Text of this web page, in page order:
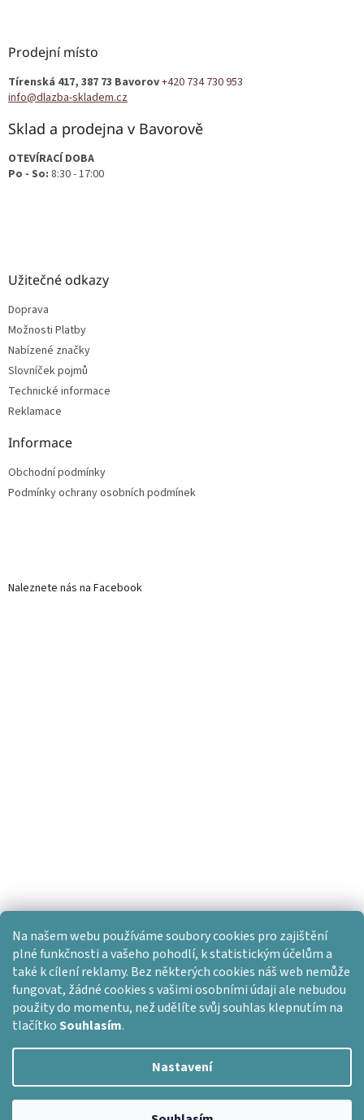
Na našem webu používáme soubory cookies pro zajištění
plné funkčnosti a vašeho pohodlí, k statistickým účelům a
také k cílení reklamy. Bez některých cookies náš web nemůže
fungovat, žádné cookies s vašimi osobními údaji ale nebudou
použity do momentu, než udělíte svůj souhlas klepnutím na
tlačítkoSouhlasím.
Nastavení
Prodejní místo
Tírenská 417, 387 73 Bavorov+420 734 730 953
info@dlazba-skladem.cz
Sklad a prodejna v Bavorově
OTEVÍRACÍ DOBA
Po - So: 8:30 - 17:00
Užitečné odkazy
Doprava
Možnosti Platby
Nabízené značky
Slovníček pojmů
Technické informace
Reklamace
Informace
Obchodní podmínky
Podmínky ochrany osobních podmínek
Naleznete nás na Facebook
Vytvořil Shoptet